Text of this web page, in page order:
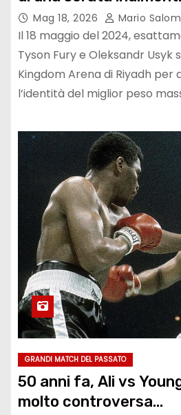
Mag 18, 2026 Mario
Il 18 maggio del 2024,
Tyson Fury e Oleksandr Usyk
Kingdom Arena di Riyadh per
l’identità del miglior peso
GRANDI MATCH DEL PASSATO
50 anni fa, Ali vs
molto controversa…